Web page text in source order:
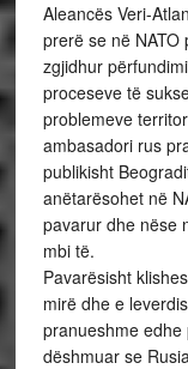
Aleancës Veri-
prerë se në
zgjidhur
proceseve të
problemeve
ambasadori rus
publikisht
anëtarësohet në
pavarur dhe nëse
mbi të.
Pavarësisht
mirë dhe e
pranueshme edhe
dëshmuar se